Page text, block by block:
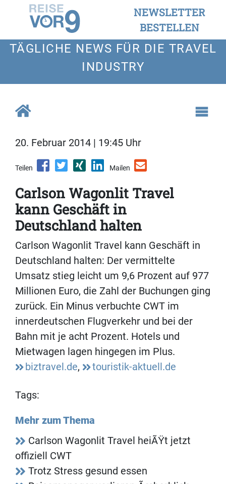
NEWSLETTER
BESTELLEN
TÄGLICHE NEWS FÜR DIE TRAVEL
INDUSTRY
20. Februar 2014 | 19:45 Uhr
Teilen Mailen
Carlson Wagonlit Travel
kann Geschäft in
Deutschland halten
Carlson Wagonlit Travel kann Geschäft in
Deutschland halten: Der vermittelte
Umsatz stieg leicht um 9,6 Prozent auf 977
Millionen Euro, die Zahl der Buchungen ging
zurück. Ein Minus verbuchte CWT im
innerdeutschen Flugverkehr und bei der
Bahn mit je acht Prozent. Hotels und
Mietwagen lagen hingegen im Plus.
biztravel.de, touristik-aktuell.de
Tags:
Mehr zum Thema
Carlson Wagonlit Travel heiÃŸt jetzt
offiziell CWT
Trotz Stress gesund essen